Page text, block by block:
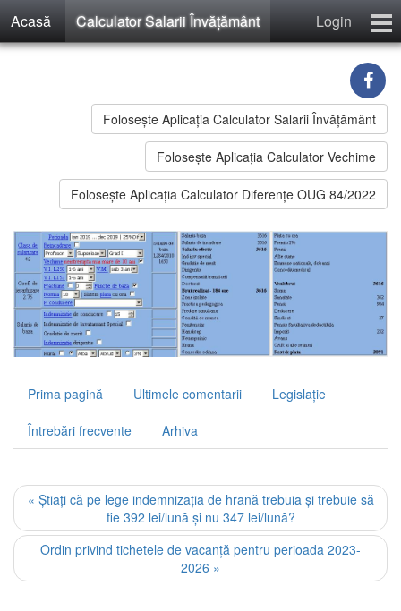
Acasă Calculator Salarii Învăţământ
Login
Învăţământ Preuniversitar
Recenzii
Contact
Înregistrare
Foloseşte Aplicaţia Calculator Salarii Învățământ
Folosește Aplicația Calculator Vechime
Foloseşte Aplicaţia Calculator Diferențe OUG 84/2022
Prima pagină Ultimele comentarii Legislaţie
Întrebări frecvente Arhiva
« Știați că pe lege indemnizația de hrană trebuia și trebuie să
fie 392 lei/lună și nu 347 lei/lună?
Ordin privind tichetele de vacanță pentru perioada 2023-
2026 »